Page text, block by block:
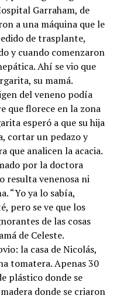
Garraham, de
a una máquina que le
de trasplante,
y cuando comenzaron
Ahí se vio que
su mamá.
del veneno podía
que florece en la zona
esperó a que su hija
cortar un pedazo y
que analicen la acacia.
por la doctora
resulta venenosa ni
“Yo ya lo sabía,
pero se ve que los
de las cosas
de Celeste.
la casa de Nicolás,
tomatera. Apenas 30
plástico donde se
donde se criaron